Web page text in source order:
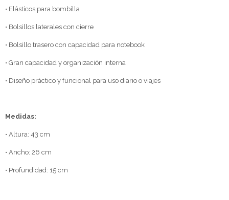
• Elásticos para bombilla
• Bolsillos laterales con cierre
• Bolsillo trasero con capacidad para notebook
• Gran capacidad y organización interna
• Diseño práctico y funcional para uso diario o viajes
Medidas:
• Altura: 43 cm
• Ancho: 26 cm
• Profundidad: 15 cm